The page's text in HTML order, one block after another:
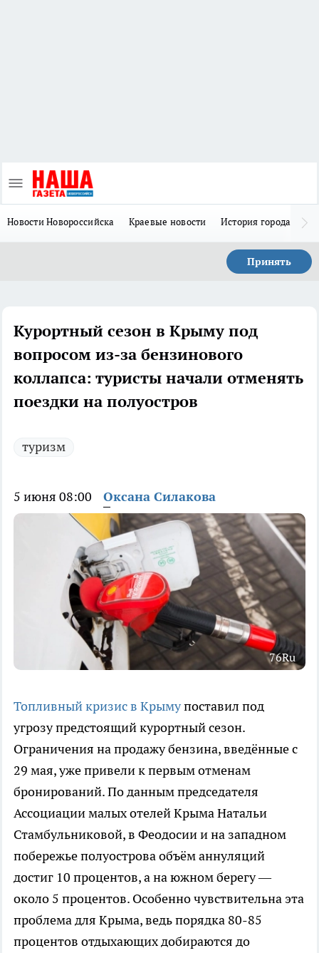
Новости Новороссийска Краевые новости История города Н
Принять
Курортный сезон в Крыму под
вопросом из-за бензинового
коллапса: туристы начали отменять
поездки на полуостров
туризм
5 июня 08:00 Оксана Силакова
76Ru
Топливный кризис в Крымупоставил под
угрозу предстоящий курортный сезон.
Ограничения на продажу бензина, введённые с
29 мая, уже привели к первым отменам
бронирований. По данным председателя
Ассоциации малых отелей Крыма Натальи
Стамбульниковой, в Феодосии и на западном
побережье полуострова объём аннуляций
достиг 10 процентов, а на южном берегу —
около 5 процентов. Особенно чувствительна эта
проблема для Крыма, ведь порядка 80-85
процентов отдыхающих добираются до